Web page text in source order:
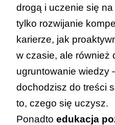
drogą i uczenie się na
tylko rozwijanie
karierze, jak
w czasie, ale również
ugruntowanie wiedzy
dochodzisz do treści
to, czego się uczysz.
Ponadto edukacja